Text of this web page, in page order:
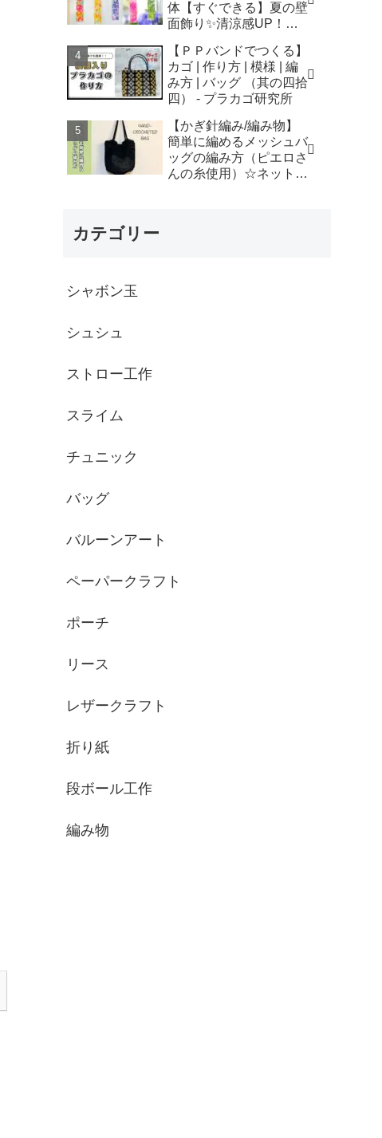
体【すぐできる】夏の壁
面飾り✨清涼感UP！無
Origami Wind Chimes -
はなみこと
【ＰＰバンドでつくる】
カゴ | 作り方 | 模様 | 編
み方 | バッグ （其の四拾
四） - プラカゴ研究所
【かぎ針編み/編み物】
簡単に編めるメッシュバ
ッグの編み方（ピエロさ
んの糸使用）☆ネットバ
カテゴリー
シャボン玉
シュシュ
ストロー工作
スライム
チュニック
バッグ
バルーンアート
ペーパークラフト
ポーチ
リース
レザークラフト
折り紙
段ボール工作
編み物